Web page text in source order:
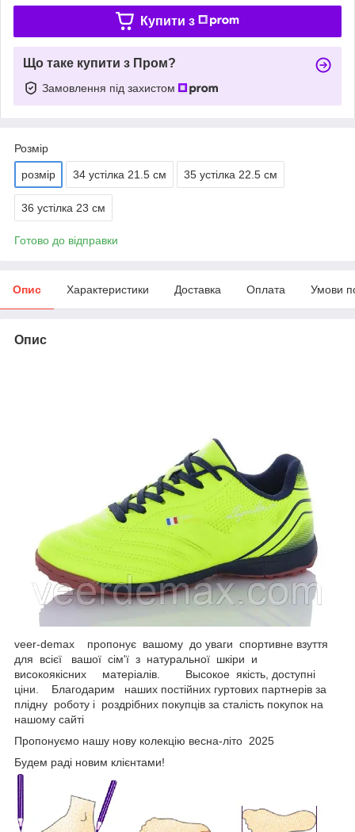
Купити з
Що таке купити з Пром?
Замовлення під захистом
Розмір
розмір 34 устілка 21.5 см 35 устілка 22.5 см
36 устілка 23 см
Готово до відправки
Опис Характеристики Доставка Оплата Умови
Опис
veer-demax пропонує вашому до уваги спортивне взуття
для всієї вашої сім'ї з натуральної шкіри и
високоякісних матеріалів. Высокое якість, доступні
ціни. Благодарим наших постійних гуртових партнерів за
плідну роботу і роздрібних покупців за сталість покупок на
нашому сайті
Пропонуємо нашу нову колекцію весна-літо 2025
Будем раді новим клієнтами!